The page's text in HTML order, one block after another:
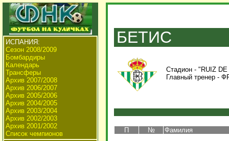
ИСПАНИЯ:
Сезон 2008/2009
Бомбардиры
Календарь
Трансферы
Архив 2007/2008
Архив 2006/2007
Архив 2005/2006
Архив 2004/2005
Архив 2003/2004
Архив 2002/2003
Архив 2001/2002
Список чемпионов
БЕТИС
Стадион - "RUIZ
Главный тренер -
П № Фамилия